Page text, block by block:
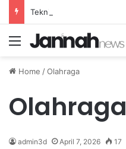
Menu
Home /Olahraga
Olahraga
admin3d April 7, 2026 17